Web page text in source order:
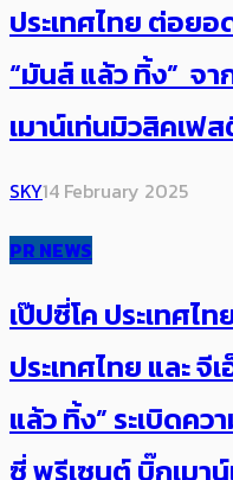
ประเทศไทย ต่อย
“มันส์ แล้ว ทิ้ง” จา
เมาน์เท่นมิวสิคเฟ
SKY14 February 2025
PR NEWS
เป๊ปซี่โค ประเทศไ
ประเทศไทย และ จี
แล้ว ทิ้ง” ระเบิดค
ซี่ พรีเซนต์ บิ๊กเมา